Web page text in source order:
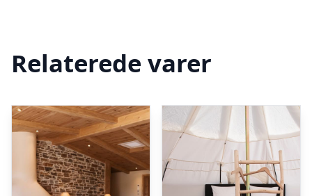
Relaterede varer